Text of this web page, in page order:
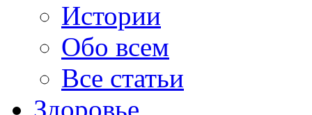
Истории
Обо всем
Все статьи